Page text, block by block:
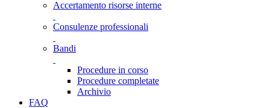
Accertamento risorse interne
Consulenze professionali
Bandi
Procedure in corso
Procedure completate
Archivio
FAQ